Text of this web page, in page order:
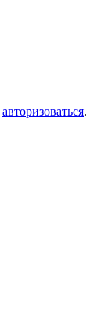
авторизоваться.